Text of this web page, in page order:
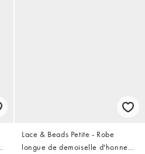
Lace & Beads Petite - Robe
longue de demoiselle d'honneur